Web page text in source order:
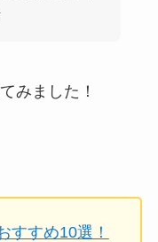
みました！
すすめ10選！